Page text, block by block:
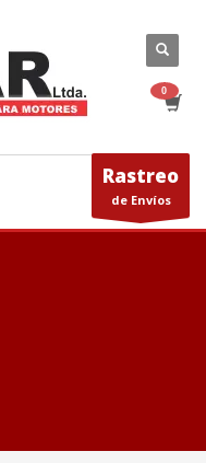
Rastreo
de Envíos